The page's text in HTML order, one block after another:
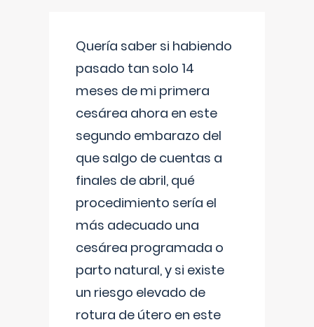
Quería saber si habiendo
pasado tan solo 14
meses de mi primera
cesárea ahora en este
segundo embarazo del
que salgo de cuentas a
finales de abril, qué
procedimiento sería el
más adecuado una
cesárea programada o
parto natural, y si existe
un riesgo elevado de
rotura de útero en este